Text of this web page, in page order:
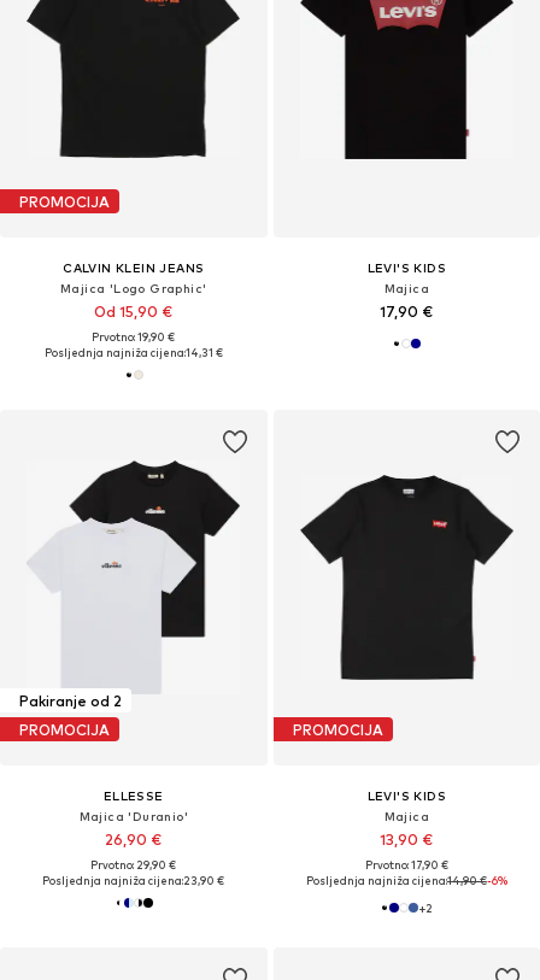
PROMOCIJA
CALVIN KLEIN JEANS
Majica 'Logo Graphic'
Od 15,90 €
Prvotno: 19,90 €
Posljednja najniža cijena:14,31 €
LEVI'S KIDS
Majica
17,90 €
Pakiranje od 2
PROMOCIJA
ELLESSE
Majica 'Duranio'
26,90 €
Prvotno: 29,90 €
Posljednja najniža cijena:23,90 €
PROMOCIJA
LEVI'S KIDS
Majica
13,90 €
Prvotno: 17,90 €
Posljednja najniža cijena:14,90 €-6%
+2